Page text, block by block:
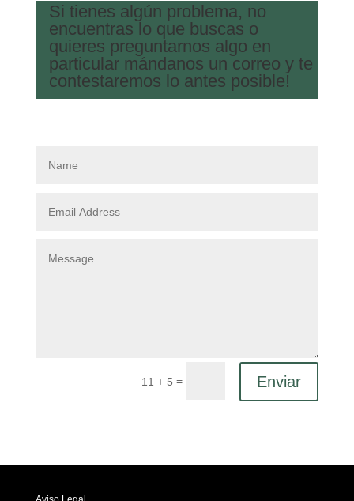
Si tienes algún problema, no
encuentras lo que buscas o
quieres preguntarnos algo en
particular mándanos un correo y te
contestaremos lo antes posible!
11 + 5 = Enviar